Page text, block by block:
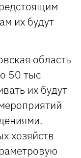
их будут
область
50 тыс
их будут
хозяйств